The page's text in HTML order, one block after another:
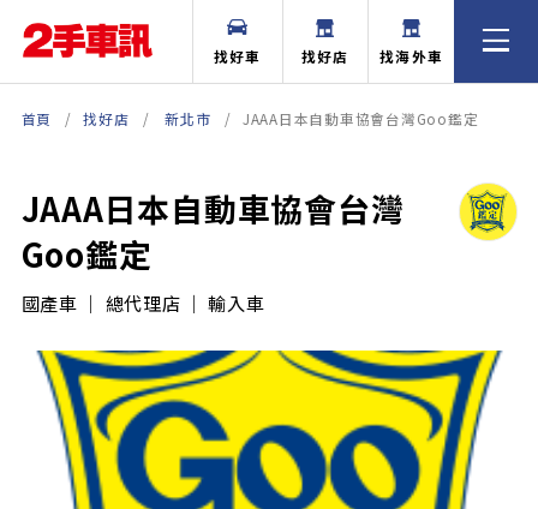
找好車 找好店 找海外車
首頁 找好店 新北市 JAAA日本自動車協會台灣Goo鑑定
JAAA日本自動車協會台灣
Goo鑑定
國產車 ｜ 總代理店 ｜ 輸入車